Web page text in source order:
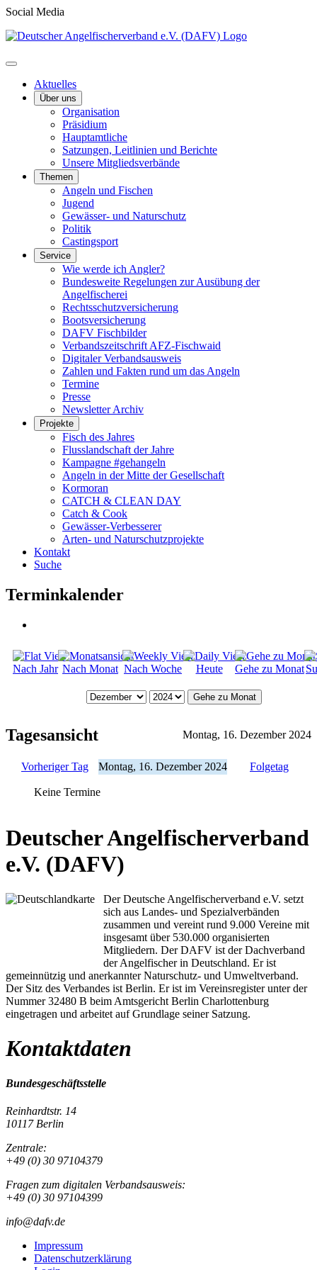
Social Media
Aktuelles
Über uns
Organisation
Präsidium
Hauptamtliche
Satzungen, Leitlinien und Berichte
Unsere Mitgliedsverbände
Themen
Angeln und Fischen
Jugend
Gewässer- und Naturschutz
Politik
Castingsport
Service
Wie werde ich Angler?
Bundesweite Regelungen zur Ausübung der
Angelfischerei
Rechtsschutzversicherung
Bootsversicherung
DAFV Fischbilder
Verbandszeitschrift AFZ-Fischwaid
Digitaler Verbandsausweis
Zahlen und Fakten rund um das Angeln
Termine
Presse
Newsletter Archiv
Projekte
Fisch des Jahres
Flusslandschaft der Jahre
Kampagne #gehangeln
Angeln in der Mitte der Gesellschaft
Kormoran
CATCH & CLEAN DAY
Catch & Cook
Gewässer-Verbesserer
Arten- und Naturschutzprojekte
Kontakt
Suche
Terminkalender
Nach Jahr Nach Monat Nach Woche Heute Gehe zu Monat
Gehe zu Monat
Tagesansicht Montag, 16. Dezember 2024
Vorheriger Tag Montag, 16. Dezember 2024 Folgetag
Keine Termine
Deutscher Angelfischerverband
e.V. (DAFV)
Der Deutsche Angelfischerverband e.V. setzt
sich aus Landes- und Spezialverbänden
zusammen und vereint rund 9.000 Vereine mit
insgesamt über 530.000 organisierten
Mitgliedern. Der DAFV ist der Dachverband
der Angelfischer in Deutschland. Er ist
gemeinnützig und anerkannter Naturschutz- und Umweltverband.
Der Sitz des Verbandes ist Berlin. Er ist im Vereinsregister unter der
Nummer 32480 B beim Amtsgericht Berlin Charlottenburg
eingetragen und arbeitet auf Grundlage seiner Satzung.
Kontaktdaten
Bundesgeschäftsstelle
Reinhardtstr. 14
10117 Berlin
Zentrale:
+49 (0) 30 97104379
Fragen zum digitalen Verbandsausweis:
+49 (0) 30 97104399
info@dafv.de
Impressum
Datenschutzerklärung